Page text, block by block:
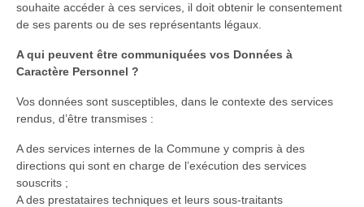
souhaite accéder à ces services, il doit obtenir le consentement
de ses parents ou de ses représentants légaux.
A qui peuvent être communiquées vos Données à
Caractère Personnel ?
Vos données sont susceptibles, dans le contexte des services
rendus, d’être transmises :
A des services internes de la Commune y compris à des
directions qui sont en charge de l’exécution des services
souscrits ;
A des prestataires techniques et leurs sous-traitants